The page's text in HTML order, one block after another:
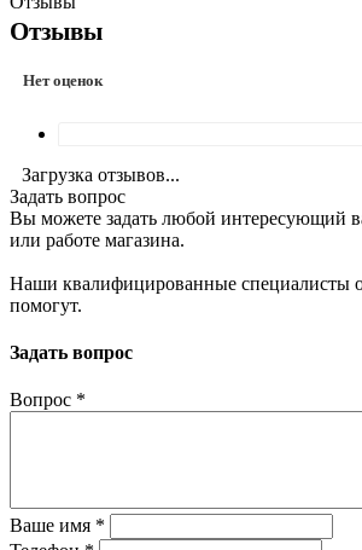
Отзывы
Нет оценок
Загрузка отзывов...
Задать вопрос
Вы можете задать любой интересующий
или работе магазина.
Наши квалифицированные специалисты
помогут.
Задать вопрос
Вопрос *
Ваше имя *